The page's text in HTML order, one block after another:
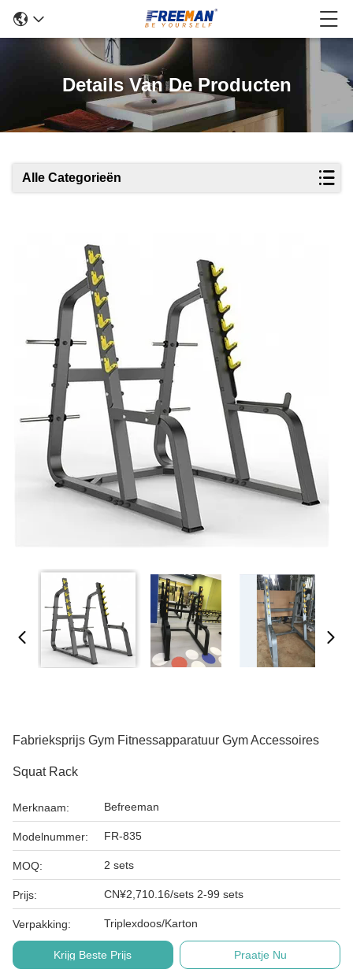
Details Van De Producten
Alle Categorieën
Fabrieksprijs Gym Fitnessapparatuur Gym Accessoires
Squat Rack
Merknaam: Befreeman
Modelnummer: FR-835
MOQ: 2 sets
Prijs: CN¥2,710.16/sets 2-99 sets
Verpakking: Triplexdoos/Karton
Krijg Beste Prijs Praatje Nu